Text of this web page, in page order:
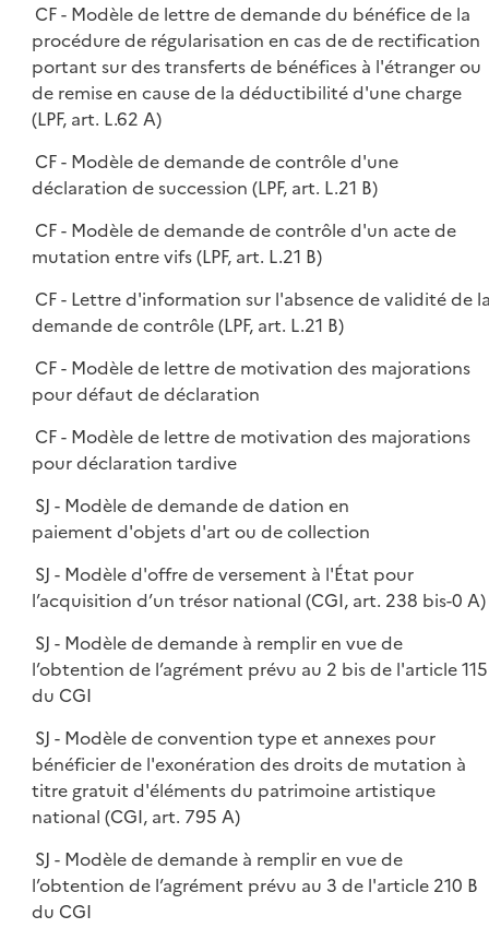
CF - Modèle de lettre de demande du bénéfice de la
procédure de régularisation en cas de de rectification
portant sur des transferts de bénéfices à l'étranger ou
de remise en cause de la déductibilité d'une charge
(LPF, art. L.62 A)
CF - Modèle de demande de contrôle d'une
déclaration de succession (LPF, art. L.21 B)
CF - Modèle de demande de contrôle d'un acte de
mutation entre vifs (LPF, art. L.21 B)
CF - Lettre d'information sur l'absence de validité de
demande de contrôle (LPF, art. L.21 B)
CF - Modèle de lettre de motivation des majorations
pour défaut de déclaration
CF - Modèle de lettre de motivation des majorations
pour déclaration tardive
SJ - Modèle de demande de dation en
paiement d'objets d'art ou de collection
SJ - Modèle d'offre de versement à l'État pour
l’acquisition d’un trésor national (CGI, art. 238 bis-0 A)
SJ - Modèle de demande à remplir en vue de
l’obtention de l’agrément prévu au 2 bis de l'article 115
du CGI
SJ - Modèle de convention type et annexes pour
bénéficier de l'exonération des droits de mutation à
titre gratuit d'éléments du patrimoine artistique
national (CGI, art. 795 A)
SJ - Modèle de demande à remplir en vue de
l’obtention de l’agrément prévu au 3 de l'article 210 B
du CGI